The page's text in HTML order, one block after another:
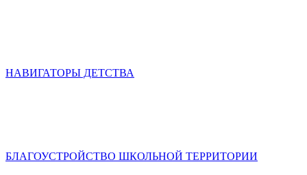
НАВИГАТОРЫ ДЕТСТВА
БЛАГОУСТРОЙСТВО ШКОЛЬНОЙ ТЕРРИТОРИИ